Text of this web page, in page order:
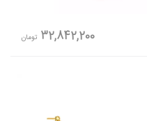
32,842,200 تومان